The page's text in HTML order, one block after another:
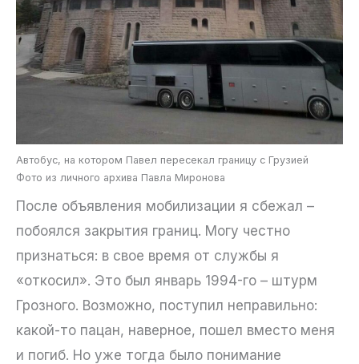
Автобус, на котором Павел пересекал границу с Грузией
Фото из личного архива Павла Миронова
После объявления мобилизации я сбежал –
побоялся закрытия границ. Могу честно
признаться: в свое время от службы я
«откосил». Это был январь 1994-го – штурм
Грозного. Возможно, поступил неправильно:
какой-то пацан, наверное, пошел вместо меня
и погиб. Но уже тогда было понимание